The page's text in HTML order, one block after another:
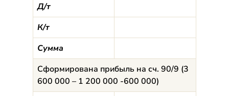
Д/т
К/т
Сумма
Сформирована прибыль на сч. 90/9 (3
600 000 – 1 200 000 -600 000)